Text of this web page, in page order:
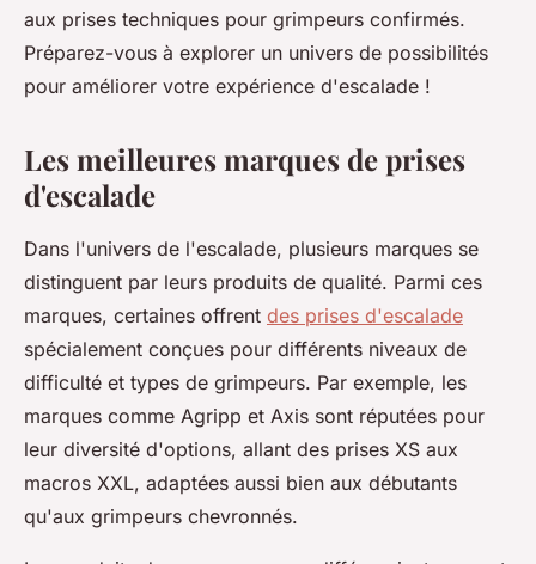
aux prises techniques pour grimpeurs confirmés.
Préparez-vous à explorer un univers de possibilités
pour améliorer votre expérience d'escalade !
Les meilleures marques de prises
d'escalade
Dans l'univers de l'escalade, plusieurs marques se
distinguent par leurs produits de qualité. Parmi ces
marques, certaines offrent des prises d'escalade
spécialement conçues pour différents niveaux de
difficulté et types de grimpeurs. Par exemple, les
marques comme Agripp et Axis sont réputées pour
leur diversité d'options, allant des prises XS aux
macros XXL, adaptées aussi bien aux débutants
qu'aux grimpeurs chevronnés.